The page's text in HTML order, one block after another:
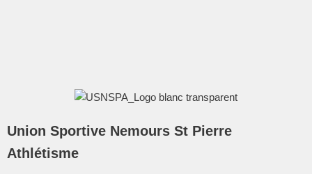
Union Sportive Nemours St Pierre
Athlétisme